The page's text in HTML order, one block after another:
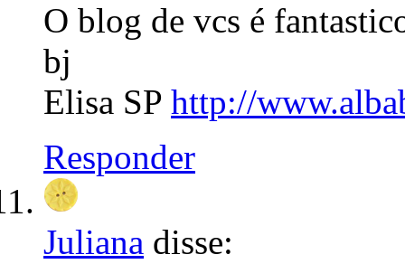
O blog de vcs é
bj
Elisa SP http://
Responder
Juliana disse: